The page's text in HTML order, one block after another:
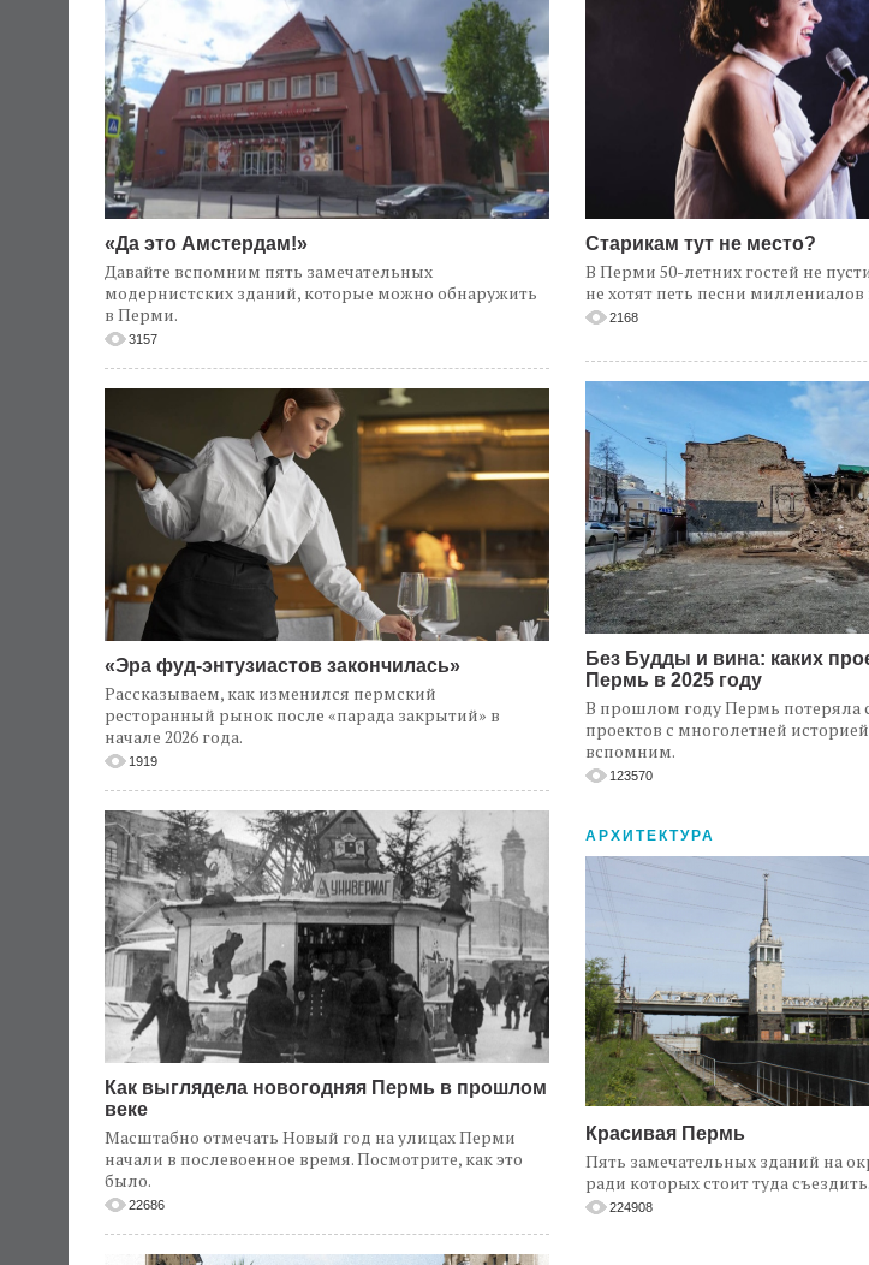
«Да это Амстердам!»
Давайте вспомним пять замечательных
модернистских зданий, которые можно обнаружить
в Перми.
3157
«Эра фуд-энтузиастов закончилась»
Рассказываем, как изменился пермский
ресторанный рынок после «парада закрытий» в
начале 2026 года.
1919
Как выглядела новогодняя Пермь в прошлом
веке
Масштабно отмечать Новый год на улицах Перми
начали в послевоенное время. Посмотрите, как это
было.
22686
Старикам тут не место?
В Перми 50-летних гостей не
не хотят петь песни миллениалов
2168
Без Будды и вина: каких
Пермь в 2025 году
В прошлом году Пермь потеряла
проектов с многолетней
вспомним.
123570
АРХИТЕКТУРА
Красивая Пермь
Пять замечательных зданий на
ради которых стоит туда съездить.
224908